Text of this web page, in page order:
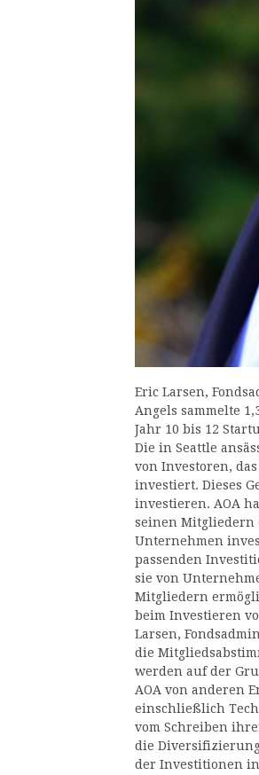
Eric Larsen,
Angels sammelte
Jahr 10 bis 12
Die in Seattle
von Investoren,
investiert. Dieses
investieren. AOA
seinen Mitgliedern
Unternehmen
passenden
sie von
Mitgliedern
beim Investieren
Larsen,
die
werden auf der
AOA von anderen
einschließlich Tech
vom Schreiben
die Diversifizierung
der Investitionen